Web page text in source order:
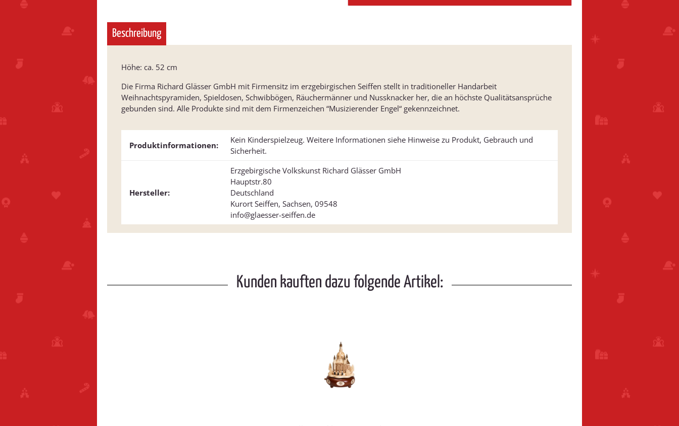
Beschreibung
Höhe: ca. 52 cm
Die Firma Richard Glässer GmbH mit Firmensitz im erzgebirgischen Seiffen stellt in traditioneller Handarbeit
Weihnachtspyramiden, Spieldosen, Schwibbögen, Räuchermänner und Nussknacker her, die an höchste Qualitätsansprüche
gebunden sind. Alle Produkte sind mit dem Firmenzeichen “Musizierender Engel“ gekennzeichnet.
Produktinformationen:
Kein Kinderspielzeug. Weitere Informationen siehe Hinweise zu Produkt, Gebrauch und
Sicherheit.
Hersteller:
Erzgebirgische Volkskunst Richard Glässer GmbH
Hauptstr.80
Deutschland
Kurort Seiffen, Sachsen, 09548
info@glaesser-seiffen.de
Kunden kauften dazu folgende Artikel: